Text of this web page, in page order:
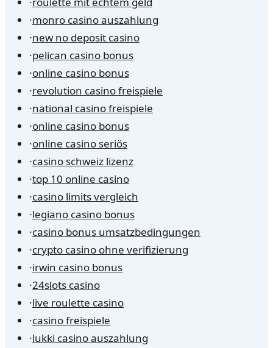
·monro casino auszahlung
·new no deposit casino
·pelican casino bonus
·online casino bonus
·revolution casino freispiele
·national casino freispiele
·online casino bonus
·online casino seriös
·casino schweiz lizenz
·top 10 online casino
·casino limits vergleich
·legiano casino bonus
·casino bonus umsatzbedingungen
·crypto casino ohne verifizierung
·irwin casino bonus
·24slots casino
·live roulette casino
·casino freispiele
·lukki casino auszahlung